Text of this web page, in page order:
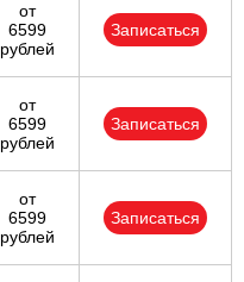
от
6599
рублей
Записаться
от
6599
рублей
Записаться
от
6599
рублей
Записаться